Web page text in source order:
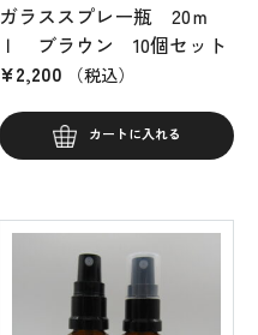
ガラススプレー瓶 20ｍ
ｌ ブラウン 10個セット
¥2,200 （税込）
カートに入れる